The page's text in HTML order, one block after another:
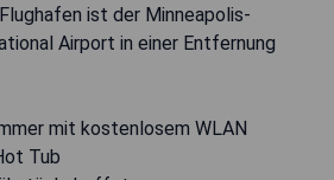
ist der Minneapolis-
Airport in einer Entfernung
mit kostenlosem WLAN
Tub